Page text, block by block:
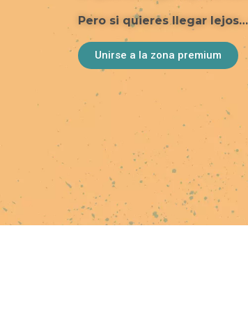
Pero si quieres llegar
Unirse a la zona premium